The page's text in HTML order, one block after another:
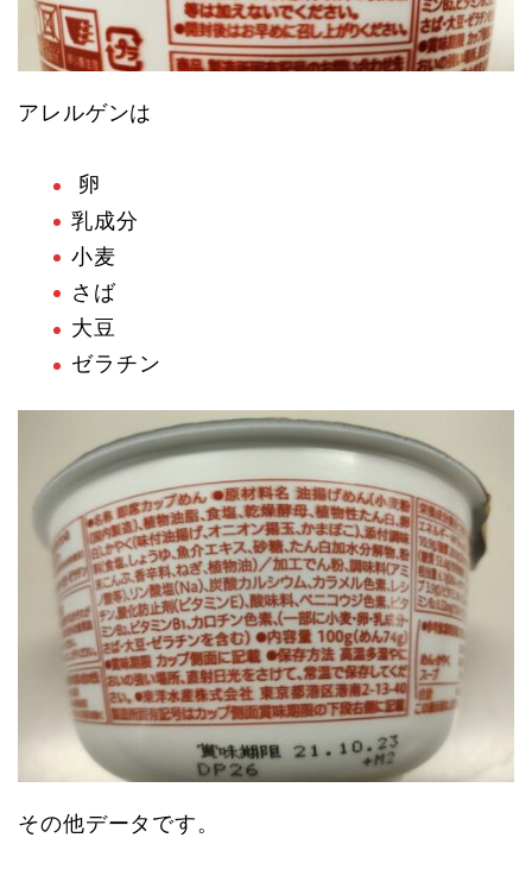
アレルゲンは
卵
乳成分
小麦
さば
大豆
ゼラチン
その他データです。